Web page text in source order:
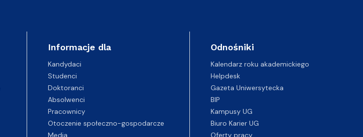
Informacje dla
Kandydaci
Studenci
Doktoranci
Absolwenci
Pracownicy
Otoczenie społeczno-gospodarcze
Media
Odnośniki
Kalendarz roku akademickiego
Helpdesk
Gazeta Uniwersytecka
BIP
Kampusy UG
Biuro Karier UG
Oferty pracy